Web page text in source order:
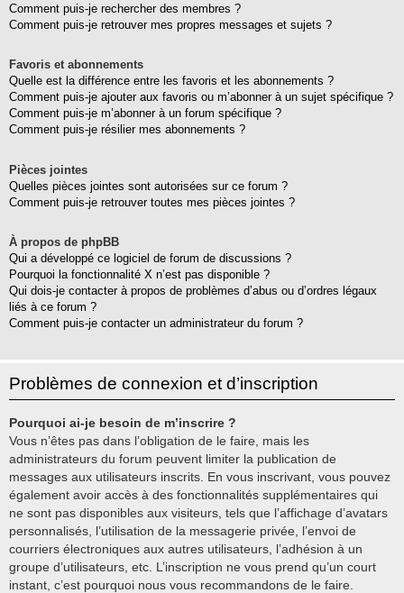
Comment puis-je rechercher des membres ?
Comment puis-je retrouver mes propres messages et sujets ?
Favoris et abonnements
Quelle est la différence entre les favoris et les abonnements ?
Comment puis-je ajouter aux favoris ou m’abonner à un sujet spécifique ?
Comment puis-je m’abonner à un forum spécifique ?
Comment puis-je résilier mes abonnements ?
Pièces jointes
Quelles pièces jointes sont autorisées sur ce forum ?
Comment puis-je retrouver toutes mes pièces jointes ?
À propos de phpBB
Qui a développé ce logiciel de forum de discussions ?
Pourquoi la fonctionnalité X n’est pas disponible ?
Qui dois-je contacter à propos de problèmes d’abus ou d’ordres légaux
liés à ce forum ?
Comment puis-je contacter un administrateur du forum ?
Problèmes de connexion et d’inscription
Pourquoi ai-je besoin de m’inscrire ?
Vous n’êtes pas dans l’obligation de le faire, mais les
administrateurs du forum peuvent limiter la publication de
messages aux utilisateurs inscrits. En vous inscrivant, vous pouvez
également avoir accès à des fonctionnalités supplémentaires qui
ne sont pas disponibles aux visiteurs, tels que l’affichage d’avatars
personnalisés, l’utilisation de la messagerie privée, l’envoi de
courriers électroniques aux autres utilisateurs, l’adhésion à un
groupe d’utilisateurs, etc. L’inscription ne vous prend qu’un court
instant, c’est pourquoi nous vous recommandons de le faire.